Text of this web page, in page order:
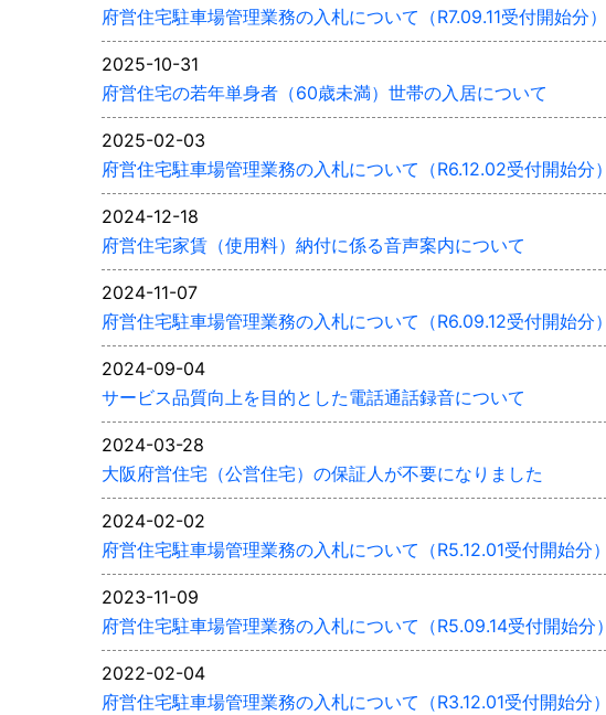
府営住宅駐車場管理業務の入札について（R7.09.11受付開始分）
2025-10-31
府営住宅の若年単身者（60歳未満）世帯の入居について
2025-02-03
府営住宅駐車場管理業務の入札について（R6.12.02受付開始分）
2024-12-18
府営住宅家賃（使用料）納付に係る音声案内について
2024-11-07
府営住宅駐車場管理業務の入札について（R6.09.12受付開始分）
2024-09-04
サービス品質向上を目的とした電話通話録音について
2024-03-28
大阪府営住宅（公営住宅）の保証人が不要になりました
2024-02-02
府営住宅駐車場管理業務の入札について（R5.12.01受付開始分）
2023-11-09
府営住宅駐車場管理業務の入札について（R5.09.14受付開始分）
2022-02-04
府営住宅駐車場管理業務の入札について（R3.12.01受付開始分）